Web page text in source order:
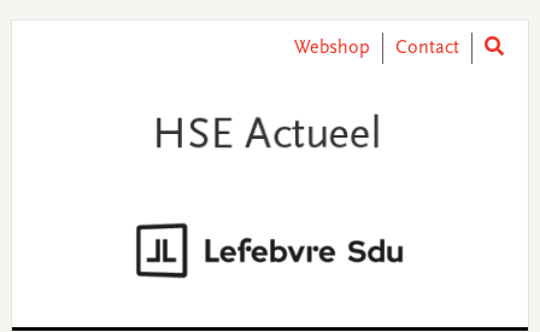
Webshop Contact